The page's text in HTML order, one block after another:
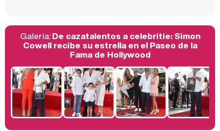
Manu Baqueiro: "Tuve como referente a Bruce Willis en 'Luz de Luna' para mi trabajo en la serie 'Perdiendo el juicio'"
Galería:De cazatalentos a celebritie: Simon
Cowell recibe su estrella en el Paseo de la
Fama de Hollywood